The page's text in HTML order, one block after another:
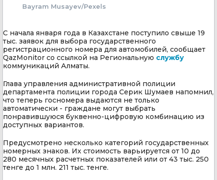
Bayram Musayev/Pexels
С начала января года в Казахстане поступило свыше 19
тыс. заявок для выбора государственного
регистрационного номера для автомобилей, сообщает
QazMonitor со ссылкой на Региональную службу
коммуникаций Алматы.
Глава управления административной полиции
департамента полиции города Серик Шумаев напомнил,
что теперь госномера выдаются не только
автоматически - граждане могут выбрать
понравившуюся буквенно-цифровую комбинацию из
доступных вариантов.
Предусмотрено несколько категорий государственных
номерных знаков. Их стоимость варьируется от 10 до
280 месячных расчетных показателей или от 43 тыс. 250
тенге до 1 млн. 211 тыс. тенге.